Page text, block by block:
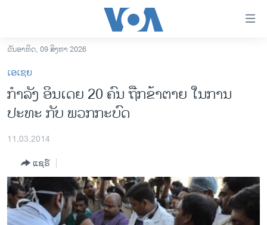
ເຂົ້າ
ຫາ
ຂ້າມ
ຂ້າມ
ຫາ
ລາວ
ອາເມຣິກາ
ຂ່າວ​ຈີນ
ໂລກ
ເອເຊຍ
ອິດສະຫຼະພາບດ້ານການຂ່າວ
ວັນອາທິດ, 09 ສິງຫາ 2026
ເອເຊຍ
ກຳລັງ ອິນເດຍ 20 ຄົນ ຖືກຂ້າຕາຍ ໃນການ
ປະທະ ກັບ ພວກ​ກະບົດ
11,03,2014
ແຊຣ໌